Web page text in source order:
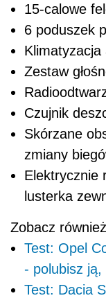
15-calowe
6 poduszek
Zestaw
Czujnik
Skórzane
zmiany
Elektrycznie
lusterka
Zobacz
Test: Opel
- polubisz
Test: Dacia